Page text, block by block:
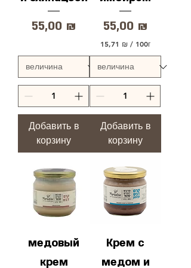
Цена
55,00 ₪
Добавить в
корзину
Цена
55,00 ₪
15,71 ₪ / 100г
1
5
,
1
а
1
Г
р
а
м
м
ы
Добавить в
корзину
медовый
крем
Крем с
медом и